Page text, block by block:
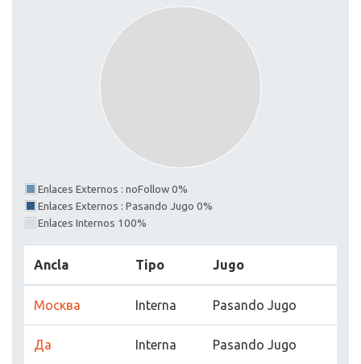
Enlaces Externos : noFollow 0%
Enlaces Externos : Pasando Jugo 0%
Enlaces Internos 100%
Ancla Tipo Jugo
Москва Interna Pasando Jugo
Да Interna Pasando Jugo